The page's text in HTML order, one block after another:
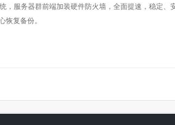
服务器群前端加装硬件防火墙，全面提速，稳定、
复备份。